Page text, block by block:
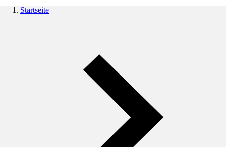
Startseite